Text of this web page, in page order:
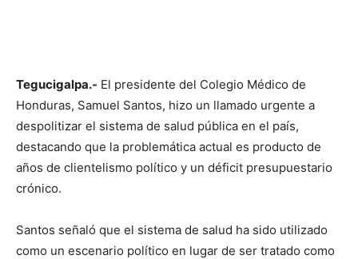
Tegucigalpa.- El presidente del Colegio Médico de
Honduras, Samuel Santos, hizo un llamado urgente a
despolitizar el sistema de salud pública en el país,
destacando que la problemática actual es producto de
años de clientelismo político y un déficit presupuestario
crónico.
Santos señaló que el sistema de salud ha sido utilizado
como un escenario político en lugar de ser tratado como